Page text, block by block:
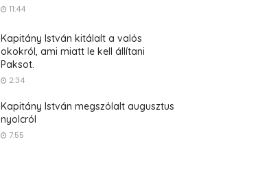
11:44
Kapitány István kitálalt a valós
okokról, ami miatt le kell állítani
Paksot.
2:34
Kapitány István megszólalt augusztus
nyolcról
7:55